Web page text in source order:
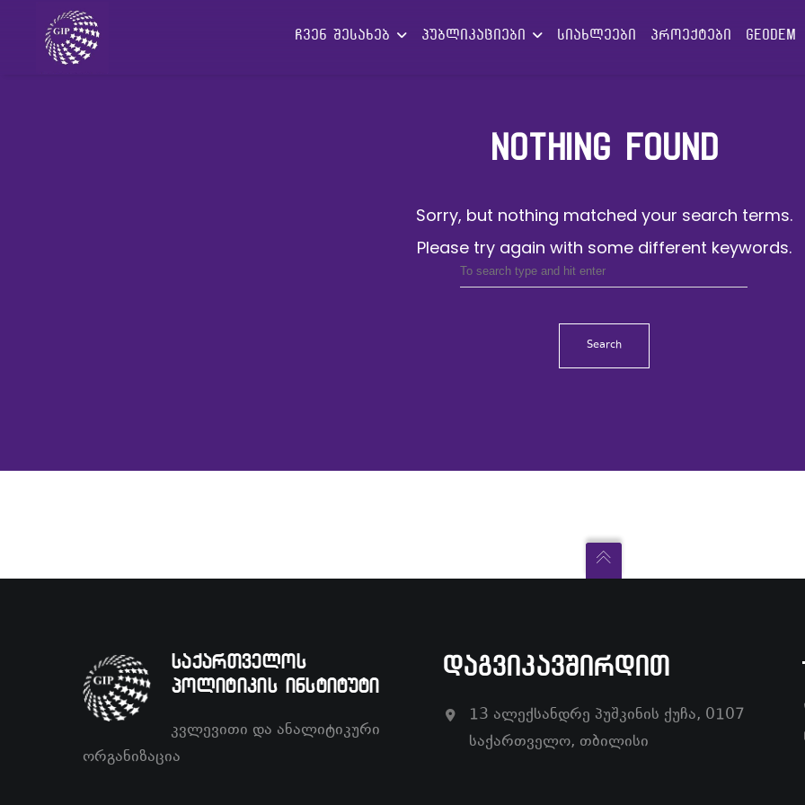
ჩვენ შესახებ პუბლიკაციები სიახლეები პროექტები GEODEM
NOTHING FOUND
Sorry, but nothing matched your search terms.
Please try again with some different keywords.
Search
საქართველოს
პოლიტიკის ინსტიტუტი
კვლევითი და ანალიტიკური
ორგანიზაცია
ᲓᲐᲒᲕᲘᲙᲐᲕᲨᲘᲠᲓᲘᲗ
13 ალექსანდრე პუშკინის ქუჩა, 0107
საქართველო, თბილისი